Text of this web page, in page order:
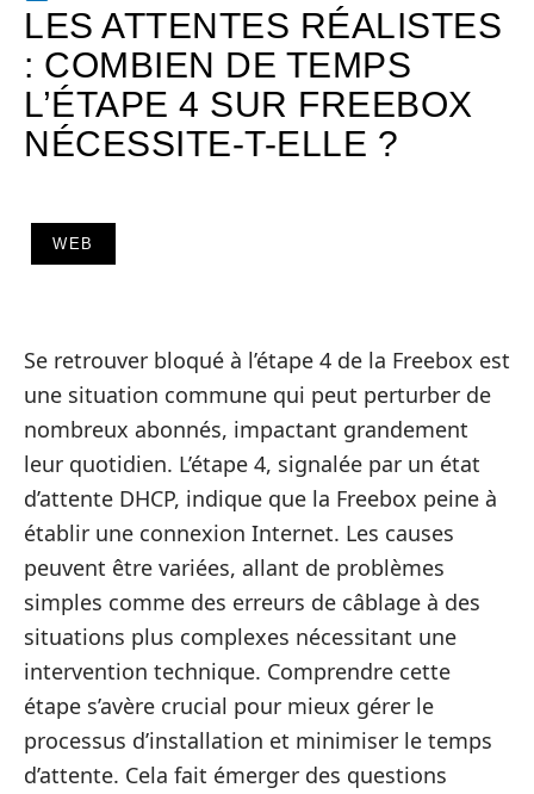
LES ATTENTES RÉALISTES
: COMBIEN DE TEMPS
L’ÉTAPE 4 SUR FREEBOX
NÉCESSITE-T-ELLE ?
WEB
Se retrouver bloqué à l’étape 4 de la Freebox est
une situation commune qui peut perturber de
nombreux abonnés, impactant grandement
leur quotidien. L’étape 4, signalée par un état
d’attente DHCP, indique que la Freebox peine à
établir une connexion Internet. Les causes
peuvent être variées, allant de problèmes
simples comme des erreurs de câblage à des
situations plus complexes nécessitant une
intervention technique. Comprendre cette
étape s’avère crucial pour mieux gérer le
processus d’installation et minimiser le temps
d’attente. Cela fait émerger des questions